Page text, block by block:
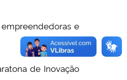
e
de Inovação